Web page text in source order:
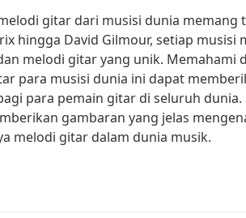
gitar dari musisi dunia memang
hingga David Gilmour, setiap musisi
melodi gitar yang unik. Memahami
para musisi dunia ini dapat
para pemain gitar di seluruh dunia.
gambaran yang jelas
melodi gitar dalam dunia musik.